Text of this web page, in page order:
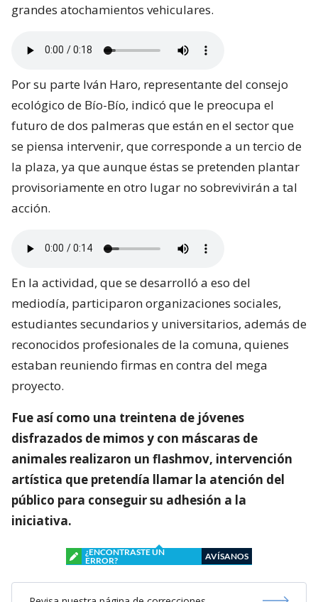
grandes atochamientos vehiculares.
Por su parte Iván Haro, representante del consejo
ecológico de Bío-Bío, indicó que le preocupa el
futuro de dos palmeras que están en el sector que
se piensa intervenir, que corresponde a un tercio de
la plaza, ya que aunque éstas se pretenden plantar
provisoriamente en otro lugar no sobrevivirán a tal
acción.
En la actividad, que se desarrolló a eso del
mediodía, participaron organizaciones sociales,
estudiantes secundarios y universitarios, además de
reconocidos profesionales de la comuna, quienes
estaban reuniendo firmas en contra del mega
proyecto.
Fue así como una treintena de jóvenes
disfrazados de mimos y con máscaras de
animales realizaron un flashmov, intervención
artística que pretendía llamar la atención del
público para conseguir su adhesión a la
iniciativa.
¿ENCONTRASTE UN
ERROR?
AVÍSANOS